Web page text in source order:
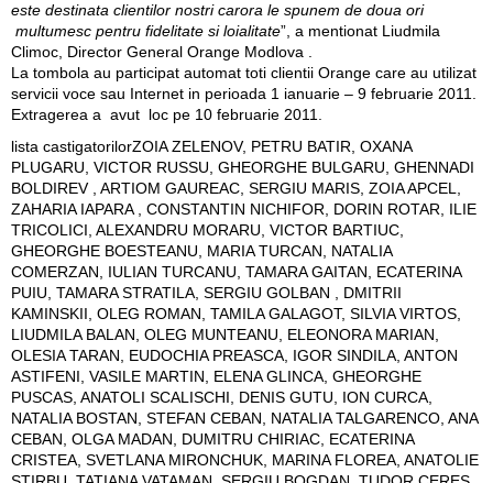
este destinata clientilor nostri carora le spunem de doua ori
multumesc pentru fidelitate si loialitate”, a mentionat Liudmila
Climoc, Director General Orange Modlova .
La tombola au participat automat toti clientii Orange care au utilizat
servicii voce sau Internet in perioada 1 ianuarie – 9 februarie 2011.
Extragerea a avut loc pe 10 februarie 2011.
lista castigatorilorZOIA ZELENOV, PETRU BATIR, OXANA
PLUGARU, VICTOR RUSSU, GHEORGHE BULGARU, GHENNADI
BOLDIREV , ARTIOM GAUREAC, SERGIU MARIS, ZOIA APCEL,
ZAHARIA IAPARA , CONSTANTIN NICHIFOR, DORIN ROTAR, ILIE
TRICOLICI, ALEXANDRU MORARU, VICTOR BARTIUC,
GHEORGHE BOESTEANU, MARIA TURCAN, NATALIA
COMERZAN, IULIAN TURCANU, TAMARA GAITAN, ECATERINA
PUIU, TAMARA STRATILA, SERGIU GOLBAN , DMITRII
KAMINSKII, OLEG ROMAN, TAMILA GALAGOT, SILVIA VIRTOS,
LIUDMILA BALAN, OLEG MUNTEANU, ELEONORA MARIAN,
OLESIA TARAN, EUDOCHIA PREASCA, IGOR SINDILA, ANTON
ASTIFENI, VASILE MARTIN, ELENA GLINCA, GHEORGHE
PUSCAS, ANATOLI SCALISCHI, DENIS GUTU, ION CURCA,
NATALIA BOSTAN, STEFAN CEBAN, NATALIA TALGARENCO, ANA
CEBAN, OLGA MADAN, DUMITRU CHIRIAC, ECATERINA
CRISTEA, SVETLANA MIRONCHUK, MARINA FLOREA, ANATOLIE